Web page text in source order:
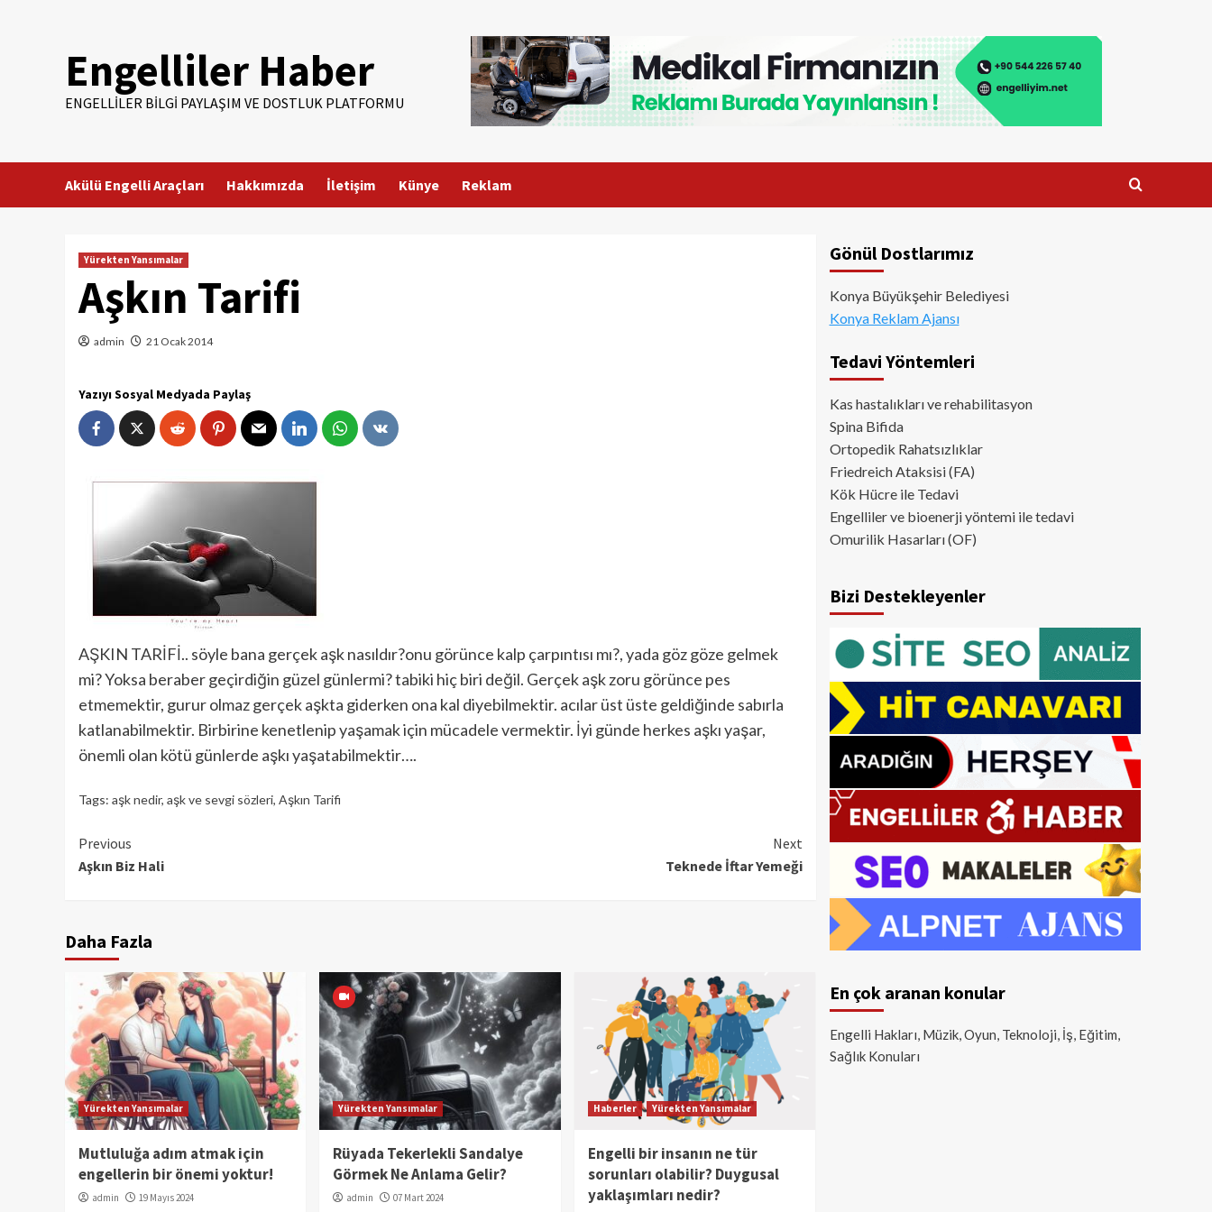
Engelliler Haber
ENGELLILER BILGI PAYLAŞIM VE DOSTLUK PLATFORMU
Akülü Engelli Araçları Hakkımızda İletişim Künye Reklam
Yürekten Yansımalar
Aşkın Tarifi
admin 21 Ocak 2014
Yazıyı Sosyal Medyada Paylaş
AŞKIN TARİFİ.. söyle bana gerçek aşk nasıldır?onu görünce kalp çarpıntısı mı?, yada göz göze gelmek
mi? Yoksa beraber geçirdiğin güzel günlermi? tabiki hiç biri değil. Gerçek aşk zoru görünce pes
etmemektir, gurur olmaz gerçek aşkta giderken ona kal diyebilmektir. acılar üst üste geldiğinde sabırla
katlanabilmektir. Birbirine kenetlenip yaşamak için mücadele vermektir. İyi günde herkes aşkı yaşar,
önemli olan kötü günlerde aşkı yaşatabilmektir….
Tags: aşk nedir, aşk ve sevgi sözleri, Aşkın Tarifi
Continue
Reading
Previous
Aşkın Biz Hali
Next
Teknede İftar Yemeği
Daha Fazla
Yürekten Yansımalar
Mutluluğa adım atmak için
engellerin bir önemi yoktur!
admin 19 Mayıs 2024
Yürekten Yansımalar
Rüyada Tekerlekli Sandalye
Görmek Ne Anlama Gelir?
admin 07 Mart 2024
Haberler Yürekten Yansımalar
Engelli bir insanın ne tür
sorunları olabilir? Duygusal
yaklaşımları nedir?
Gönül Dostlarımız
Konya Büyükşehir Belediyesi
Konya Reklam Ajansı
Tedavi Yöntemleri
Kas hastalıkları ve rehabilitasyon
Spina Bifida
Ortopedik Rahatsızlıklar
Friedreich Ataksisi (FA)
Kök Hücre ile Tedavi
Engelliler ve bioenerji yöntemi ile tedavi
Omurilik Hasarları (OF)
Bizi Destekleyenler
En çok aranan konular
Engelli Hakları, Müzik, Oyun, Teknoloji, İş, Eğitim,
Sağlık Konuları